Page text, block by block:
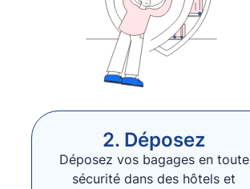
2. Déposez
Déposez vos bagages en toute
sécurité dans des hôtels et